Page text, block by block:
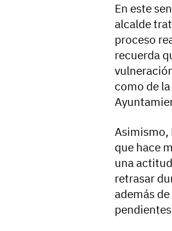
En este
alcalde
proceso
recuerda
como de
Asimismo,
que hace
una
retrasar
además